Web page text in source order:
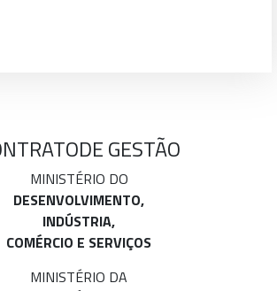
DE GESTÃO
MINISTÉRIO DO
DESENVOLVIMENTO,
INDÚSTRIA,
COMÉRCIO E SERVIÇOS
MINISTÉRIO DA